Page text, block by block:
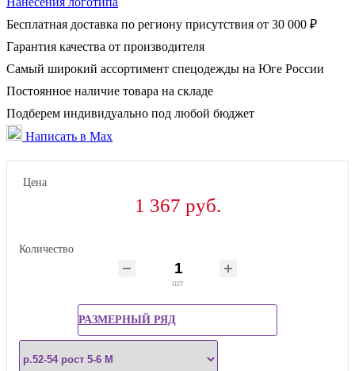
Бесплатная доставка по региону присутствия от 30 000 ₽
Гарантия качества от производителя
Самый широкий ассортимент спецодежды на Юге России
Постоянное наличие товара на складе
Подберем индивидуально под любой бюджет
Написать в Max
Цена
1 367 руб.
Количество
шт
РАЗМЕРНЫЙ РЯД